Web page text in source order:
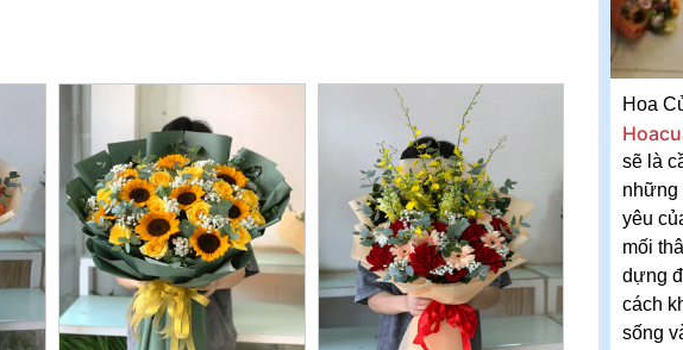
Hoa
sẽ là
những
yêu
mối
dựng
cách
sống